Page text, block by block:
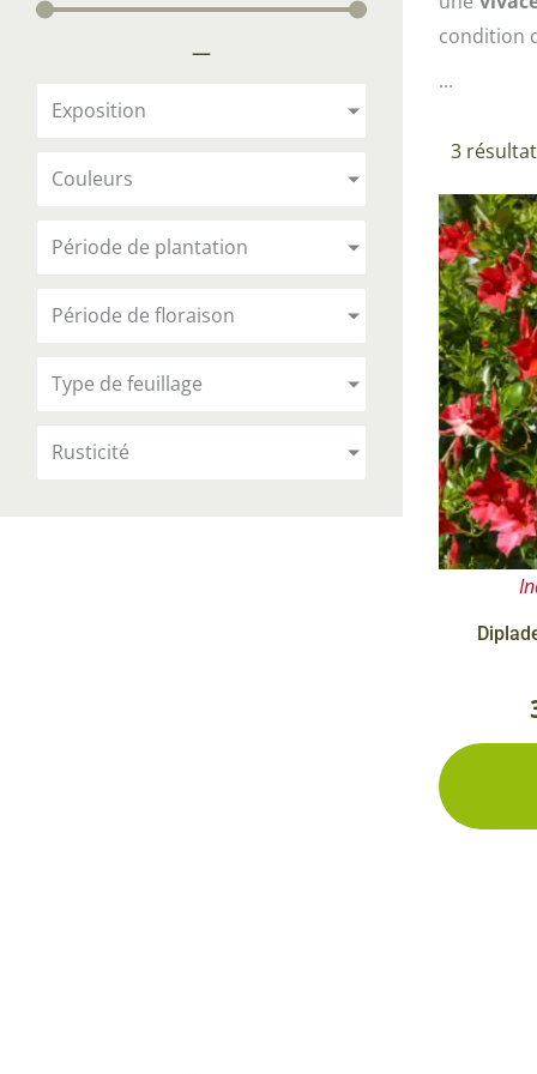
Arbustes de terre de bruyère
Plantes Grimpantes
Plantes méditerranéennes et exotiques
Rosiers
Plantes
Plantes
Plantes
Plantes
Plantes
Lavande
—
Exposition
Couleurs
Période de plantation
Période de floraison
Type de feuillage
Rusticité
condition
...
3